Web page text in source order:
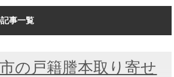
事一覧
の戸籍謄本取り寄せ